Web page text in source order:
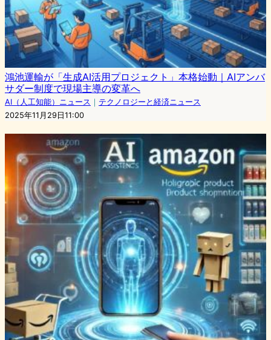
鴻池運輸が「生成AI活用プロジェクト」本格始動｜AIアンバ
サダー制度で現場主導の変革へ
AI（人工知能）ニュース ｜ テクノロジーと経済ニュース
2025年11月29日11:00